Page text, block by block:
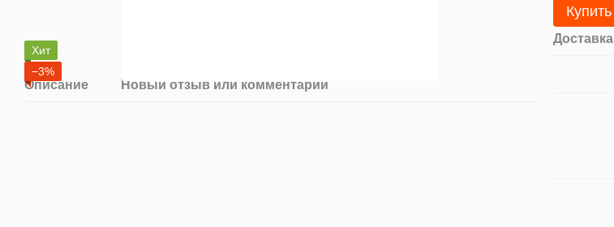
Хит
−3%
Описание Новый отзыв или комментарий
Купить
Доставка